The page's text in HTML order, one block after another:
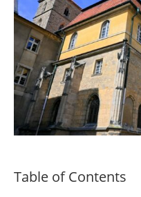
Table of Contents